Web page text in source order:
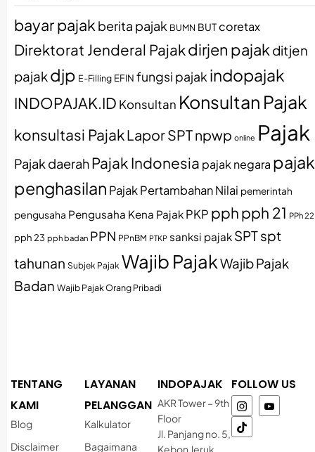
bayar pajak berita pajak BUMN BUT coretax
Direktorat Jenderal Pajakdirjen pajak ditjen
pajakdjp E-Filling EFIN fungsi pajak indopajak
INDOPAJAK.ID Konsultan Konsultan Pajak
konsultasi PajakLapor SPTnpwp online Pajak
Pajak daerahPajak Indonesia pajak negara pajak
penghasilan Pajak Pertambahan Nilai pemerintah
pengusaha Pengusaha Kena Pajak PKP pphpph 21 PPh 22
pph 23 pph badan PPN PPnBM PTKP sanksi pajak SPTspt
tahunan Subjek Pajak Wajib PajakWajib Pajak
Badan Wajib Pajak Orang Pribadi
TENTANG
KAMI
Blog
Disclaimer
LAYANAN
PELANGGAN
Kalkulator
Bagaimana
INDOPAJAK
AKR Tower – 9th
Floor
Jl. Panjang no. 5,
Kebon Jeruk
FOLLOW US